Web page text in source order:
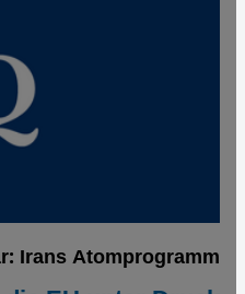
Irans Atomprogramm